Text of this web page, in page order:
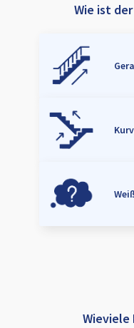
Wie ist
Wieviele